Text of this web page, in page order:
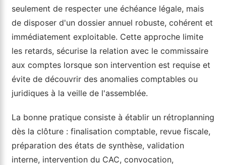
seulement de respecter une échéance légale, mais
de disposer d'un dossier annuel robuste, cohérent et
immédiatement exploitable. Cette approche limite
les retards, sécurise la relation avec le commissaire
aux comptes lorsque son intervention est requise et
évite de découvrir des anomalies comptables ou
juridiques à la veille de l'assemblée.
La bonne pratique consiste à établir un rétroplanning
dès la clôture : finalisation comptable, revue fiscale,
préparation des états de synthèse, validation
interne, intervention du CAC, convocation,